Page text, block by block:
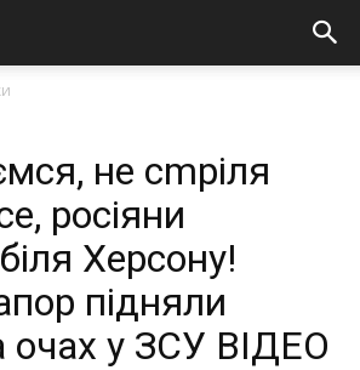
не сmpiля
росіяни
Херсону!
підняли
очах у ЗСУ ВІДЕО